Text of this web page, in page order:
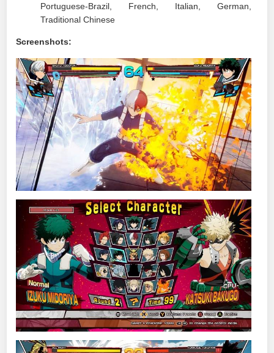
Portuguese-Brazil, French, Italian, German,
Traditional Chinese
Screenshots: